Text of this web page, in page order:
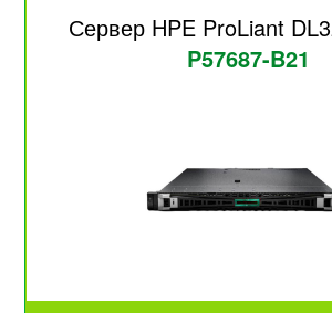
Сервер HPE ProLiant
P57687-B21